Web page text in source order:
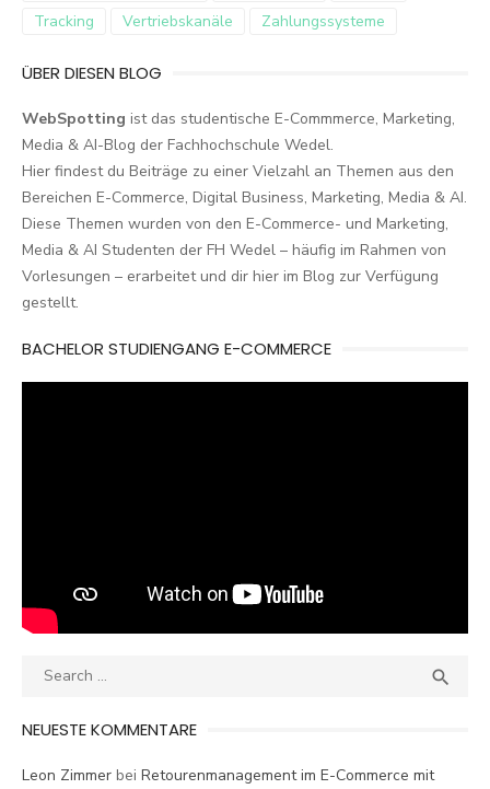
Tracking
Vertriebskanäle Zahlungssysteme
ÜBER DIESEN BLOG
WebSpotting ist das studentische E-Commmerce, Marketing,
Media & AI-Blog der Fachhochschule Wedel.
Hier findest du Beiträge zu einer Vielzahl an Themen aus den
Bereichen E-Commerce, Digital Business, Marketing, Media & AI.
Diese Themen wurden von den E-Commerce- und Marketing,
Media & AI Studenten der FH Wedel – häufig im Rahmen von
Vorlesungen – erarbeitet und dir hier im Blog zur Verfügung
gestellt.
BACHELOR STUDIENGANG E-COMMERCE
Search

NEUESTE KOMMENTARE
Leon Zimmer bei Retourenmanagement im E-Commerce mit